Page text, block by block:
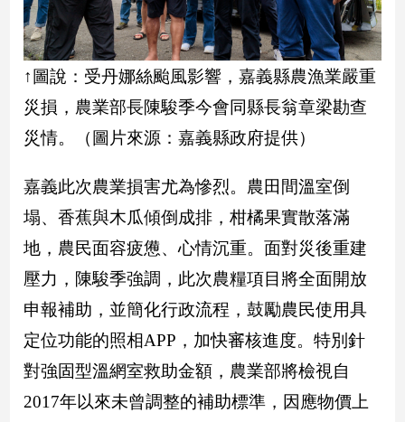
國
際
社
會/
地
方
新
病
毒
專
區
南
台
灣
觀
點
↑圖說：受丹娜絲颱風影響，嘉義縣農漁業嚴重
災損，農業部長陳駿季今會同縣長翁章梁勘查
災情。（圖片來源：嘉義縣政府提供）
嘉義此次農業損害尤為慘烈。農田間溫室倒
塌、香蕉與木瓜傾倒成排，柑橘果實散落滿
地，農民面容疲憊、心情沉重。面對災後重建
壓力，陳駿季強調，此次農糧項目將全面開放
申報補助，並簡化行政流程，鼓勵農民使用具
定位功能的照相APP，加快審核進度。特別針
對強固型溫網室救助金額，農業部將檢視自
2017年以來未曾調整的補助標準，因應物價上